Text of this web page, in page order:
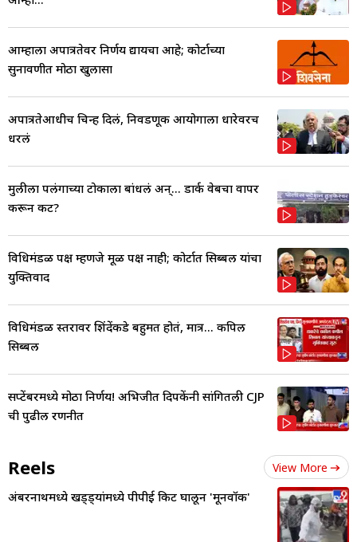
आम्हाला अपात्रतेवर निर्णय द्यायचा आहे; कोर्टाच्या
सुनावणीत मोठा खुलासा
अपात्रतेआधीच चिन्ह दिलं, निवडणूक आयोगाला धारेवरच
धरलं
मुलीला पलंगाच्या टोकाला बांधलं अन्... डार्क वेबचा वापर
करून कट?
विधिमंडळ पक्ष म्हणजे मूळ पक्ष नाही; कोर्टात सिब्बल यांचा
युक्तिवाद
विधिमंडळ स्तरावर शिंदेंकडे बहुमत होतं, मात्र... कपिल
सिब्बल
सप्टेंबरमध्ये मोठा निर्णय! अभिजीत दिपकेंनी सांगितली CJP
ची पुढील रणनीत
Reels View More
अंबरनाथमध्ये खड्ड्यांमध्ये पीपीई किट घालून 'मूनवॉक'